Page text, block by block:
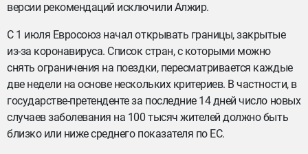
версии рекомендаций исключили Алжир.
С 1 июля Евросоюз начал открывать границы, закрытые
из-за коронавируса. Список стран, с которыми можно
снять ограничения на поездки, пересматривается каждые
две недели на основе нескольких критериев. В частности, в
государстве-претенденте за последние 14 дней число новых
случаев заболевания на 100 тысяч жителей должно быть
близко или ниже среднего показателя по ЕС.